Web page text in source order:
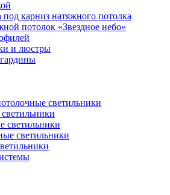
карниз натяжного потолка
потолок «Звездное небо»
и люстры
светильники
светильники
светильники